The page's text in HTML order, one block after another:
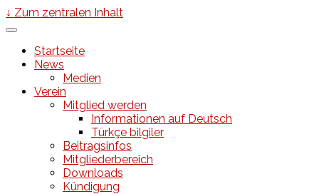
↓ Zum zentralen Inhalt
Startseite
News
Medien
Verein
Mitglied werden
Informationen auf Deutsch
Türkçe bilgiler
Beitragsinfos
Mitgliederbereich
Downloads
Kündigung